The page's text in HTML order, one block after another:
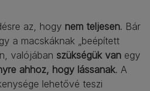
az, hogy nem teljesen. Bár
a macskáknak „beépített
valójában szükségük van egy
ahhoz, hogy lássanak. A
lehetővé teszi